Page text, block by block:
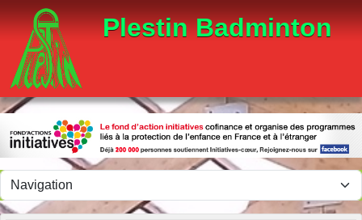
Plestin Badminton
Panneau de gestion des cookies